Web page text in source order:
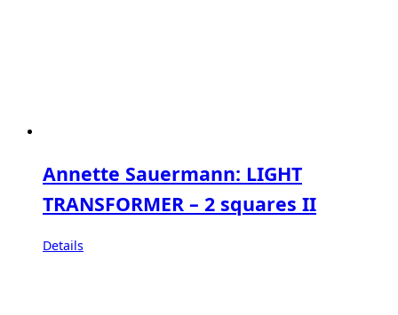
Annette Sauermann: LIGHT
TRANSFORMER – 2 squares II
Details